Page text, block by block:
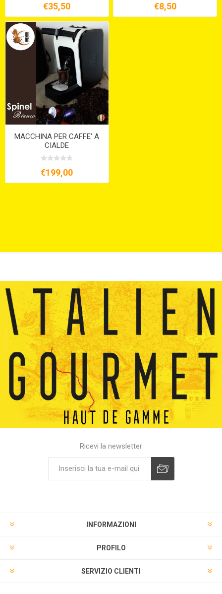
€35,50 €8,50
MACCHINA PER CAFFE' A
CIALDE
€199,00
Ricevi la newsletter
INFORMAZIONI
PROFILO
SERVIZIO CLIENTI